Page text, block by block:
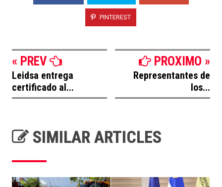
PINTEREST
« PREV
Leidsa entrega
certificado al...
PROXIMO »
Representantes de
los...
SIMILAR ARTICLES